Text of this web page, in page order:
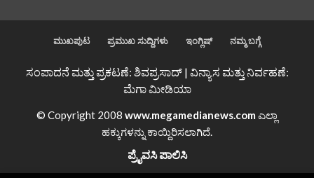
ಮುಖಪುಟ ಪ್ರಮುಖ ಸುದ್ದಿಗಳು ಇಂಗ್ಲಿಷ್ ನಮ್ಮ ಬಗ್ಗೆ
ಸಂಪಾದನೆ ಮತ್ತು ಪ್ರಕಟಣೆ: ಶಿವಪ್ರಸಾದ್ | ವಿನ್ಯಾಸ ಮತ್ತು ನಿರ್ವಹಣೆ:
ಮೆಗಾ ಮೀಡಿಯಾ
© Copyright 2008 www.megamedianews.com ಎಲ್ಲಾ
ಹಕ್ಕುಗಳನ್ನು ಕಾಯ್ದಿರಿಸಲಾಗಿದೆ.
ಪ್ರೈವಸಿ ಪಾಲಿಸಿ